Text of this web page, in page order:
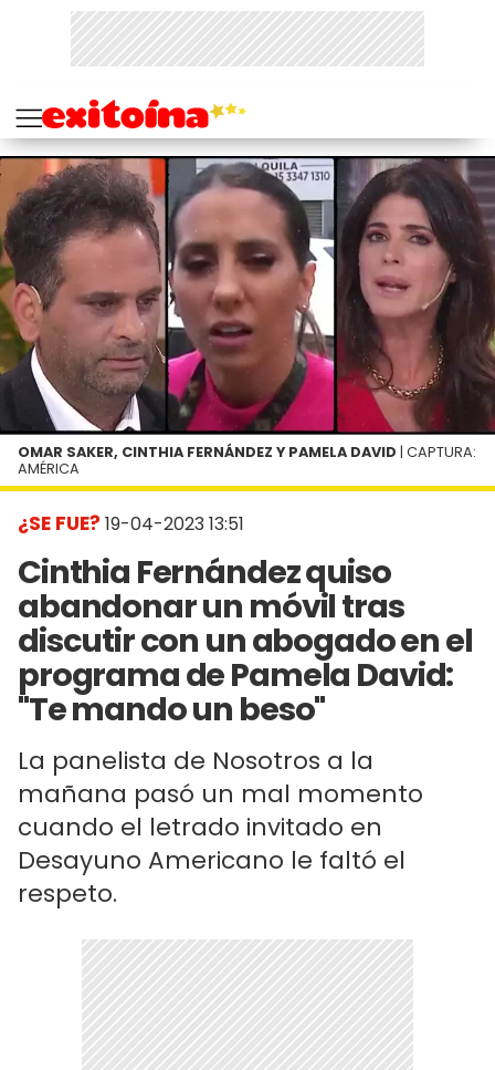
¿SE FUE? 19-04-2023 13:51
Cinthia Fernández quiso
abandonar un móvil tras
discutir con un abogado en el
programa de Pamela David:
"Te mando un beso"
La panelista de Nosotros a la
mañana pasó un mal momento
cuando el letrado invitado en
Desayuno Americano le faltó el
respeto.
OMAR SAKER, CINTHIA FERNÁNDEZ Y PAMELA DAVID | CAPTURA:
AMÉRICA